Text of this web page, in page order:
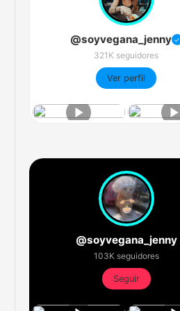
@soyvegana_jenny ✓
321K seguidores
Ver perfil
@soyvegana_jenny
103K seguidores
Seguir